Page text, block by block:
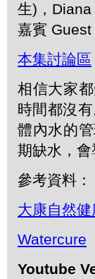
生)，Diana
嘉賓 Guest
本集討論區
相信大家
時間都沒
體內水的
期缺水，
參考資料：
大康自然
Watercure
Youtube